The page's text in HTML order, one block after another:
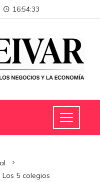
16:54:34
Los 5 colegios